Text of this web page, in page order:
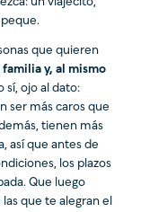
que quieren
familia y, al mismo
sí, ojo al dato:
ser más caros que
tienen más
así que antes de
los plazos
Que luego
que te alegran el